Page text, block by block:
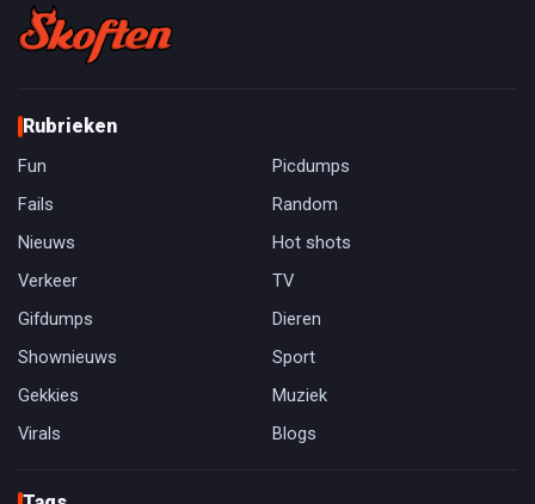
Rubrieken
Fun
Picdumps
Fails
Random
Nieuws
Hot shots
Verkeer
TV
Gifdumps
Dieren
Shownieuws
Sport
Gekkies
Muziek
Virals
Blogs